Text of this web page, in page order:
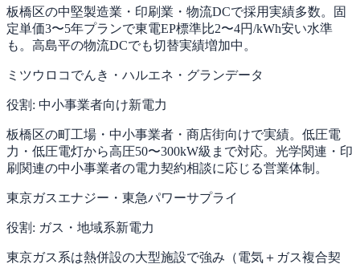
板橋区の中堅製造業・印刷業・物流DCで採用実績多数。固
定単価3〜5年プランで東電EP標準比2〜4円/kWh安い水準
も。高島平の物流DCでも切替実績増加中。
ミツウロコでんき・ハルエネ・グランデータ
役割: 中小事業者向け新電力
板橋区の町工場・中小事業者・商店街向けで実績。低圧電
力・低圧電灯から高圧50〜300kW級まで対応。光学関連・印
刷関連の中小事業者の電力契約相談に応じる営業体制。
東京ガスエナジー・東急パワーサプライ
役割: ガス・地域系新電力
東京ガス系は熱併設の大型施設で強み（電気＋ガス複合契